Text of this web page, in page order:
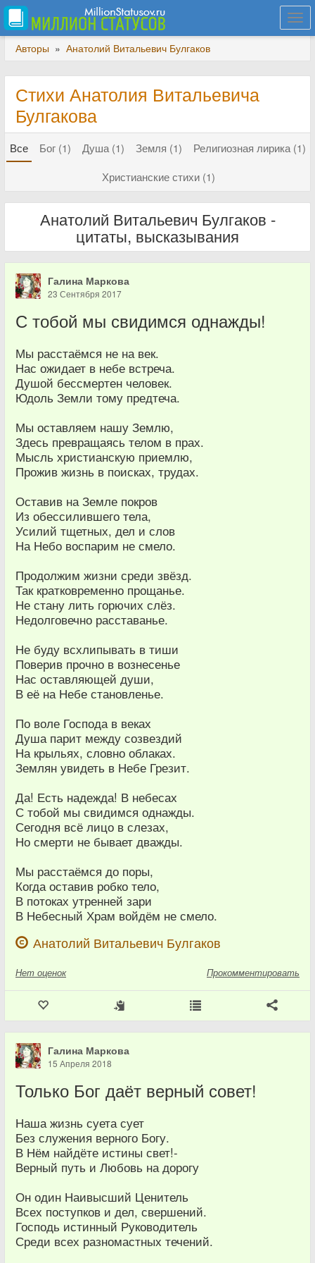
Авторы » Анатолий Витальевич Булгаков
Стихи Анатолия Витальевича
Булгакова
Все Бог (1) Душа (1) Земля (1)
Религиозная лирика (1)
Христианские стихи (1)
Анатолий Витальевич Булгаков -
цитаты, высказывания
Галина Маркова
23 Сентября 2017
С тобой мы свидимся однажды!
Мы расстаёмся не на век.
Нас ожидает в небе встреча.
Душой бессмертен человек.
Юдоль Земли тому предтеча.
Мы оставляем нашу Землю,
Здесь превращаясь телом в прах.
Мысль христианскую приемлю,
Прожив жизнь в поисках, трудах.
Оставив на Земле покров
Из обессилившего тела,
Усилий тщетных, дел и слов
На Небо воспарим не смело.
Продолжим жизни среди звёзд.
Так кратковременно прощанье.
Не стану лить горючих слёз.
Недолговечно расставанье.
Не буду всхлипывать в тиши
Поверив прочно в вознесенье
Нас оставляющей души,
В её на Небе становленье.
По воле Господа в веках
Душа парит между созвездий
На крыльях, словно облаках.
Землян увидеть в Небе Грезит.
Да! Есть надежда! В небесах
С тобой мы свидимся однажды.
Сегодня всё лицо в слезах,
Но смерти не бывает дважды.
Мы расстаёмся до поры,
Когда оставив робко тело,
В потоках утренней зари
В Небесный Храм войдём не смело.
Анатолий Витальевич Булгаков
Нет оценок Прокомментировать
Галина Маркова
15 Апреля 2018
Только Бог даёт верный совет!
Наша жизнь суета сует
Без служения верного Богу.
В Нём найдёте истины свет!-
Верный путь и Любовь на дорогу
Он один Наивысший Ценитель
Всех поступков и дел, свершений.
Господь истинный Руководитель
Среди всех разномастных течений.